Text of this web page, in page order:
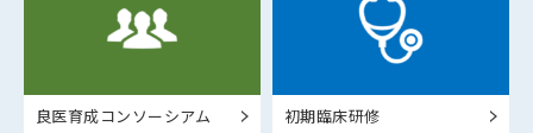
良医育成コンソーシアム 初期臨床研修